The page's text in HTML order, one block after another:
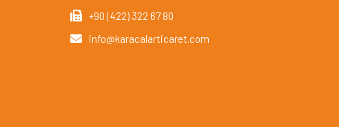
+90 (422) 322 67 80
info@karacalarticaret.com